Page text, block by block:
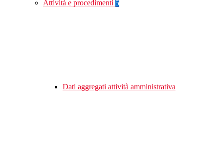
Attività e procedimenti 5
Dati aggregati attività amministrativa